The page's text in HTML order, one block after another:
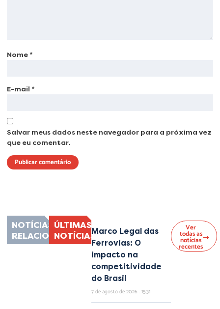
Nome *
E-mail *
Salvar meus dados neste navegador para a próxima vez
que eu comentar.
NOTÍCIAS
RELACIONADAS
ÚLTIMAS
NOTÍCIASMarco Legal das
Ferrovias: O
impacto na
competitividade
do Brasil
7 de agosto de 2026 15:31
Ver
todas as
notícias
recentes